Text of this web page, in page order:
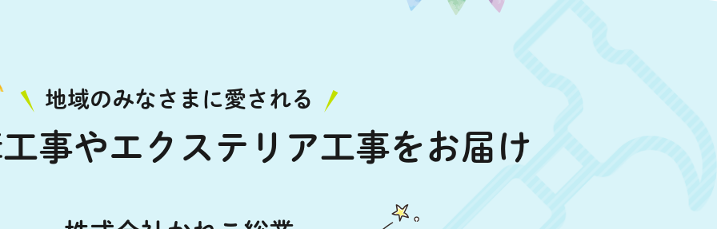
地域のみなさまに愛される
事やエクステリア工事をお届け